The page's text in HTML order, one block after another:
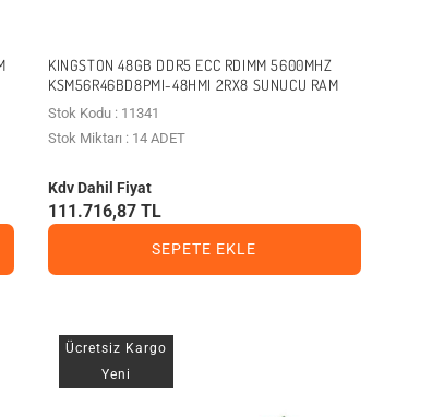
KINGSTON 48GB DDR5 ECC RDIMM 5600MHZ
KSM56R46BD8PMI-48HMI 2RX8 SUNUCU RAM
Stok Kodu : 11341
Stok Miktarı : 14 ADET
Kdv Dahil Fiyat
111.716,87 TL
SEPETE EKLE
Ücretsiz Kargo
Yeni